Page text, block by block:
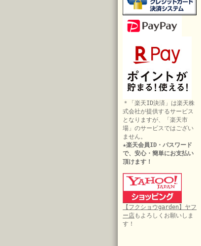
＊「楽天ID決済」は楽天株
式会社が提供するサービス
となりますが、「楽天市
場」のサービスではござい
ません。
★楽天会員ID・パスワード
で、安心・簡単にお支払い
頂けます！
【フクショウgarden】ヤフ
ー店もよろしくお願いしま
す！